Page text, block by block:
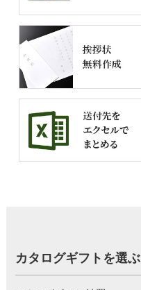
カタログギフトを選ぶ